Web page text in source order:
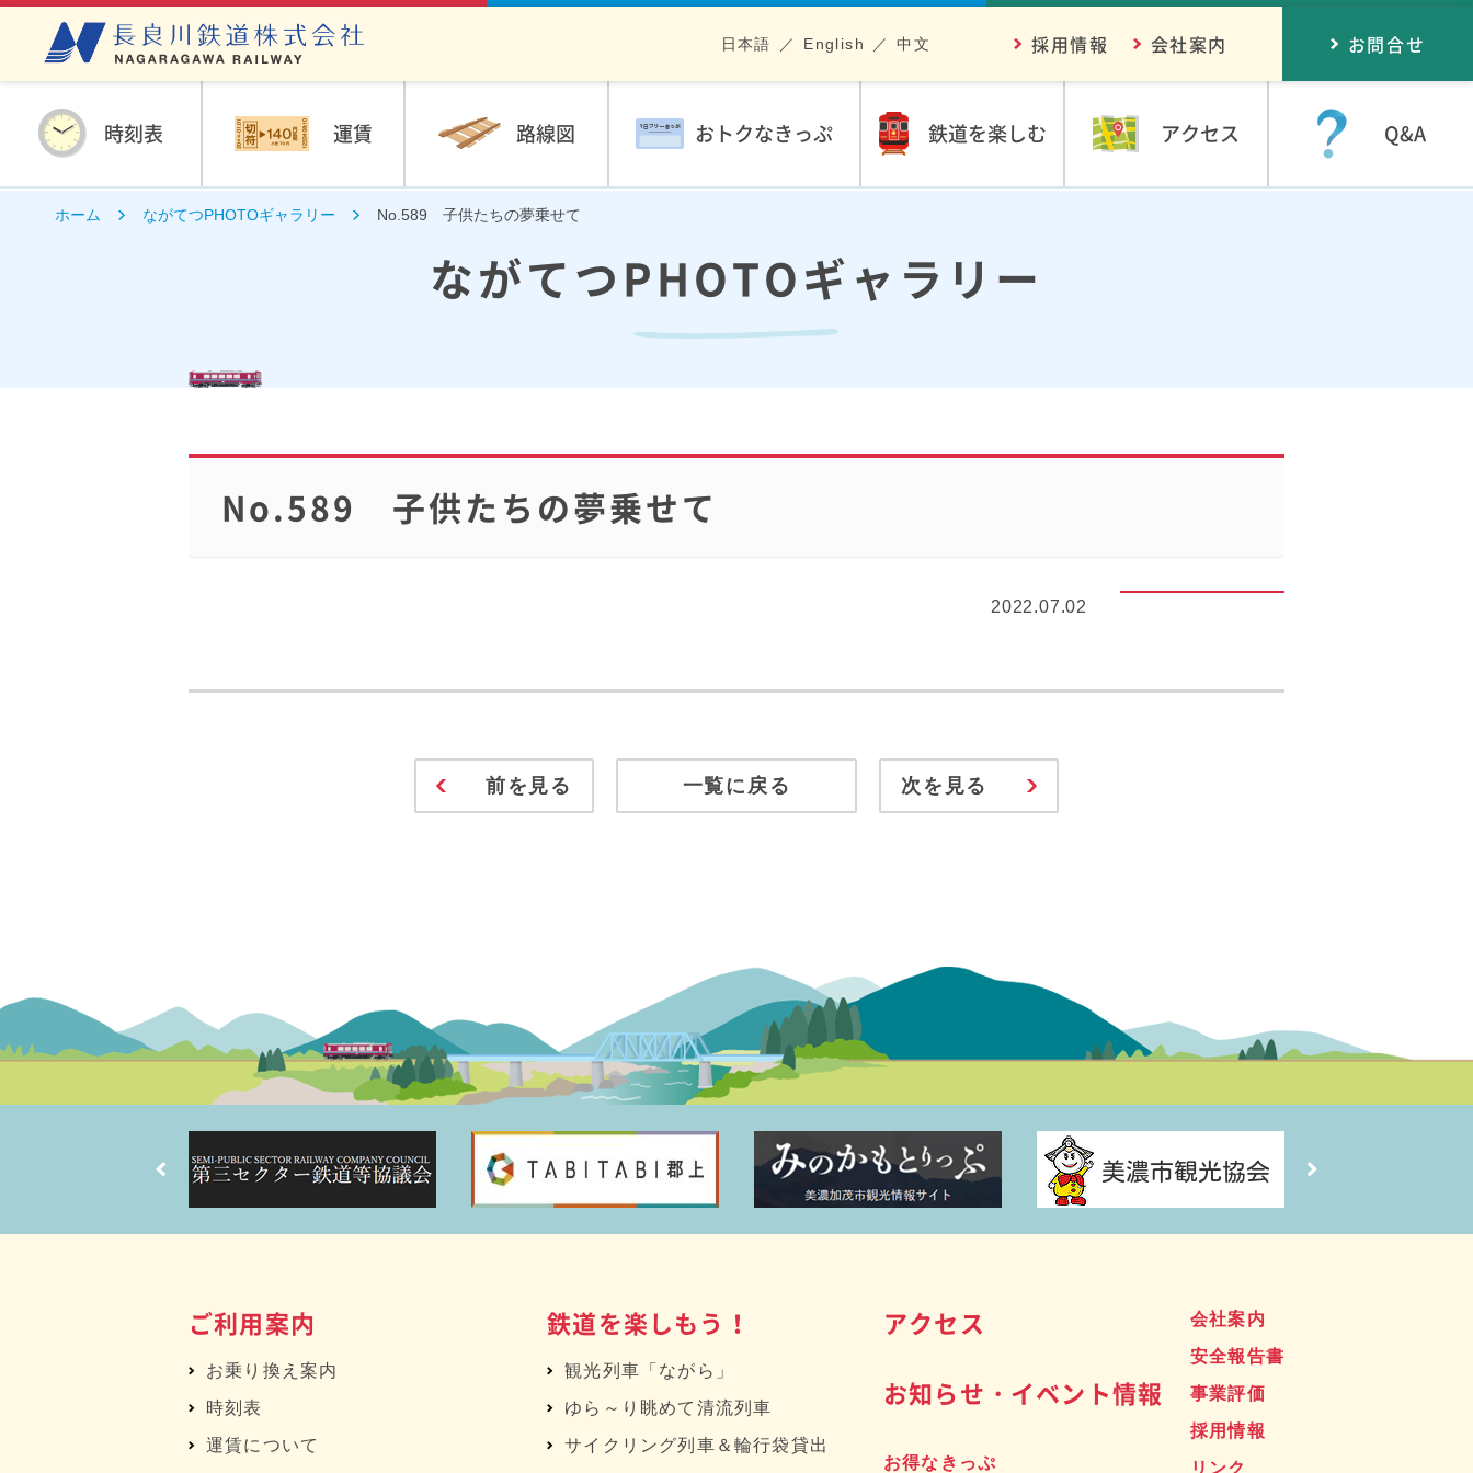
時刻表 運賃 路線図 おトクなきっぷ 鉄道を楽しむ アクセス Q&A
採用情報 会社案内
日本語 English 中文 お問合せ
ホーム ながてつPHOTOギャラリー No.589 子供たちの夢乗せて
ながてつPHOTOギャラリー
No.589 子供たちの夢乗せて
2022.07.02
前を見る 一覧に戻る 次を見る
ご利用案内
お乗り換え案内
時刻表
運賃について
鉄道を楽しもう！
観光列車「ながら」
ゆら～り眺めて清流列車
サイクリング列車＆輪行袋貸出
アクセス
お知らせ・イベント情報
お得なきっぷ
会社案内
安全報告書
事業評価
採用情報
リンク